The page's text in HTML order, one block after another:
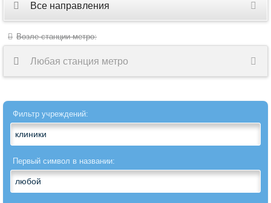
Все направления
Все
Акушерство
гинекология
Аллергология
Ангиохирургия
Возле станции метро:
Любая станция метро
Фильтр учреждений:
Первый символ в названии: